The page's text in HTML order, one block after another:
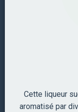
Cette liqueur
aromatisé par